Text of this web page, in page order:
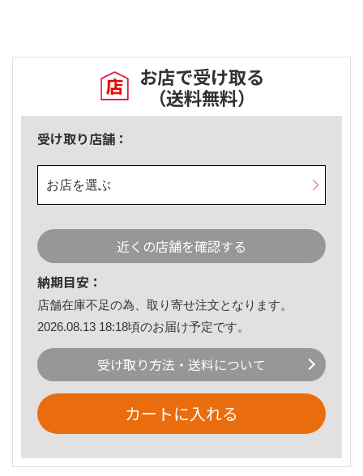
お店で受け取る
（送料無料）
受け取り店舗：
お店を選ぶ
近くの店舗を確認する
納期目安：
店舗在庫不足の為、取り寄せ注文となります。
2026.08.13 18:18頃のお届け予定です。
受け取り方法・送料について
カートに入れる